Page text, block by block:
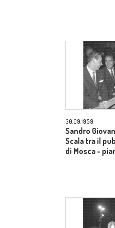
30.09.1959
Sandro
Scala tra il
di Mosca -